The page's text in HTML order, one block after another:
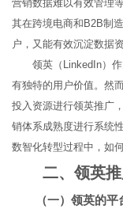
营销数据难以有效管理
其在跨境电商和B2B制
户，又能有效沉淀数据
领英（LinkedIn）
有独特的用户价值。然
投入资源进行领英推广
销体系成熟度进行系统
数智化转型过程中，如
二、领英
（一）领英的